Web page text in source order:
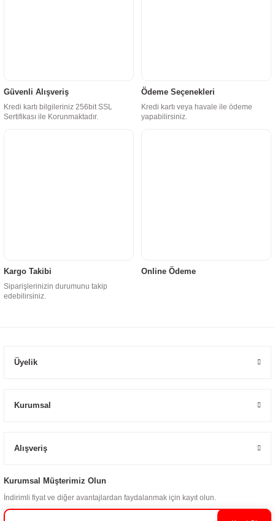
Güvenli Alışveriş
Kredi kartı bilgileriniz 256bit SSL
Sertifikası ile Korunmaktadır.
Ödeme Seçenekleri
Kredi kartı veya havale ile ödeme
yapabilirsiniz.
Kargo Takibi
Siparişlerinizin durumunu takip
edebilirsiniz.
Online Ödeme
Üyelik
Kurumsal
Alışveriş
Kurumsal Müşterimiz Olun
İndirimli fiyat ve diğer avantajlardan faydalanmak için kayıt olun.